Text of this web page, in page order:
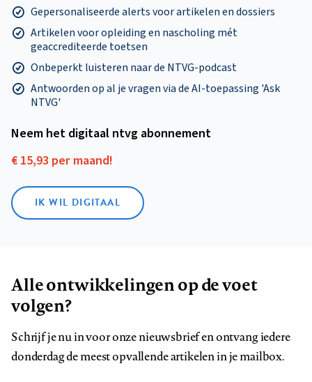
Gepersonaliseerde alerts voor artikelen en dossiers
Artikelen voor opleiding en nascholing mét
geaccrediteerde toetsen
Onbeperkt luisteren naar de NTVG-podcast
Antwoorden op al je vragen via de AI-toepassing 'Ask
NTVG'
Neem het digitaal ntvg abonnement
€ 15,93 per maand!
IK WIL DIGITAAL
Alle ontwikkelingen op de voet
volgen?
Schrijf je nu in voor onze nieuwsbrief en ontvang iedere
donderdag de meest opvallende artikelen in je mailbox.